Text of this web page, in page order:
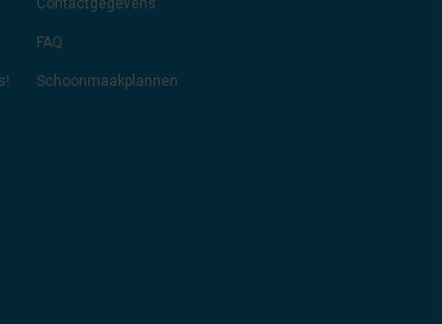
Contactgegevens
FAQ
Schoonmaakplannen